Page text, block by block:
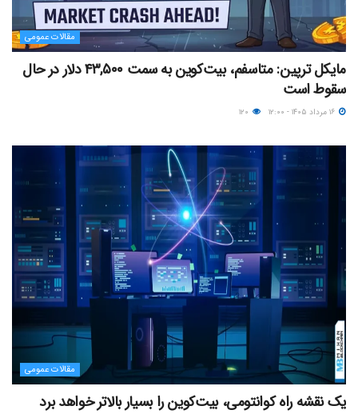
مقالات عمومی
مایکل ترپین: متاسفم، بیت‌کوین به سمت ۴۳,۵۰۰ دلار در حال
سقوط است
مقالات عمومی
یک نقشه راه کوانتومی، بیت‌کوین را بسیار بالاتر خواهد برد